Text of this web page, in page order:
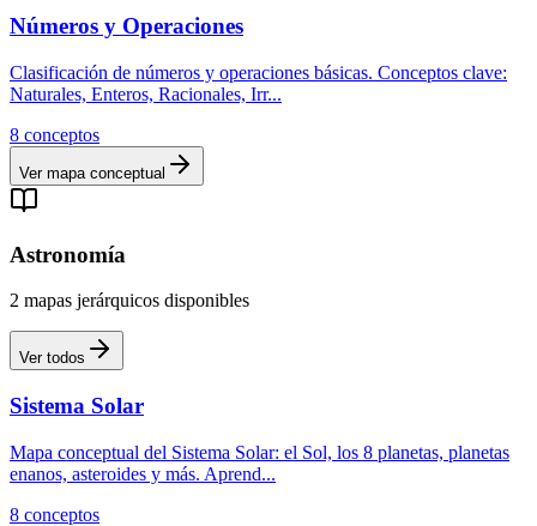
Números y Operaciones
Clasificación de números y operaciones básicas. Conceptos clave:
Naturales, Enteros, Racionales, Irr...
8 conceptos
Ver mapa conceptual
Astronomía
2 mapas jerárquicos disponibles
Ver todos
Sistema Solar
Mapa conceptual del Sistema Solar: el Sol, los 8 planetas, planetas
enanos, asteroides y más. Aprend...
8 conceptos